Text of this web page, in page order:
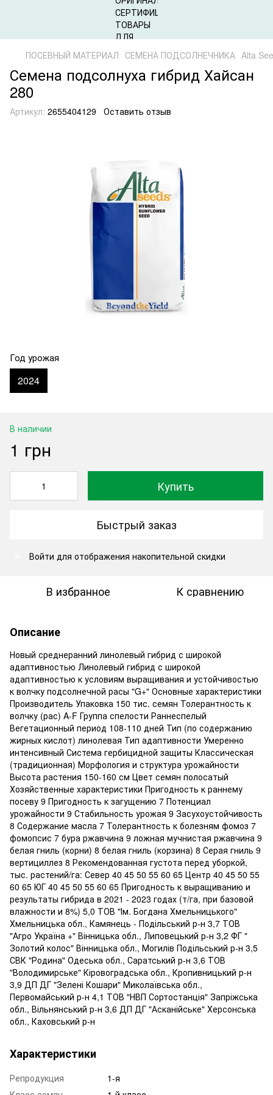
ПОСЕВНЫЙ МАТЕРИАЛ СЕМЕНА ПОДСОЛНЕЧНИКА Alta
Семена подсолнуха гибрид Хайсан
280
Артикул: 2655404129 Оставить отзыв
Год урожая
2024
В наличии
1 грн
Купить
Быстрый заказ
Войти для отображения накопительной скидки
В избранное К сравнению
Описание
Новый среднеранний линолевый гибрид с широкой
адаптивностью Линолевый гибрид с широкой
адаптивностью к условиям выращивания и устойчивостью
к волчку подсолнечной расы "G+" Основные характеристики
Производитель Упаковка 150 тис. семян Толерантность к
волчку (рас) A-F Группа спелости Раннеспелый
Вегетационный период 108-110 дней Тип (по содержанию
жирных кислот) линолевая Тип адаптивности Умеренно
интенсивный Система гербицидной защиты Классическая
(традиционная) Морфология и структура урожайности
Высота растения 150-160 см Цвет семян полосатый
Хозяйственные характеристики Пригодность к раннему
посеву 9 Пригодность к загущению 7 Потенциал
урожайности 9 Стабильность урожая 9 Засухоустойчивость
8 Содержание масла 7 Толерантность к болезням фомоз 7
фомопсис 7 бура ржавчина 9 ложная мучнистая ржавчина 9
белая гниль (корни) 8 белая гниль (корзина) 8 Серая гниль 9
вертициллез 8 Рекомендованная густота перед уборкой,
тыс. растений/га: Север 40 45 50 55 60 65 Центр 40 45 50 55
60 65 ЮГ 40 45 50 55 60 65 Пригодность к выращиванию и
результаты гибрида в 2021 - 2023 годах (т/га, при базовой
влажности и 8%) 5,0 ТОВ "Ім. Богдана Хмельницького"
Хмельницька обл., Камянець - Подільський р-н 3,7 ТОВ
"Агро Україна +" Вінницька обл., Липовецький р-н 3,2 ФГ "
Золотий колос" Вінницька обл., Могилів Подільський р-н 3,5
СВК "Родина" Одеська обл., Саратський р-н 3,6 ТОВ
"Володимирське" Кіровоградська обл., Кропивницький р-н
3,9 ДП ДГ "Зелені Кошари" Миколаївська обл.,
Первомайський р-н 4,1 ТОВ "НВП Сортостанція" Запріжська
обл., Вільнянський р-н 3,6 ДП ДГ "Асканійське" Херсонська
обл., Каховський р-н
Характеристики
Репродукция
1-я